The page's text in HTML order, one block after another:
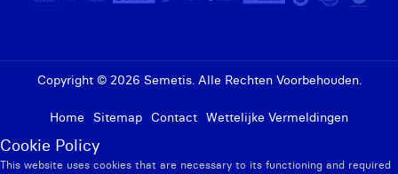
Copyright © 2026 Semetis. Alle Rechten Voorbehouden.
Home Sitemap Contact Wettelijke Vermeldingen
Cookie Policy
This website uses cookies that are necessary to its functioning and required